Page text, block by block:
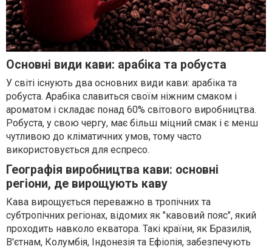
Основні види кави: арабіка та робуста
У світі існують два основних види кави: арабіка та
робуста. Арабіка славиться своїм ніжним смаком і
ароматом і складає понад 60% світового виробництва.
Робуста, у свою чергу, має більш міцний смак і є менш
чутливою до кліматичних умов, тому часто
використовується для еспресо.
Географія виробництва кави: основні
регіони, де вирощують каву
Кава вирощується переважно в тропічних та
субтропічних регіонах, відомих як "кавовий пояс", який
проходить навколо екватора. Такі країни, як Бразилія,
В'єтнам, Колумбія, Індонезія та Ефіопія, забезпечують